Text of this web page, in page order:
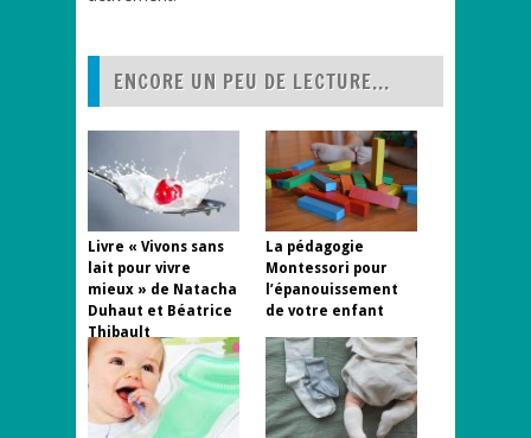
ENCORE UN PEU DE LECTURE...
Livre « Vivons sans
lait pour vivre
mieux » de Natacha
Duhaut et Béatrice
Thibault
La pédagogie
Montessori pour
l’épanouissement
de votre enfant